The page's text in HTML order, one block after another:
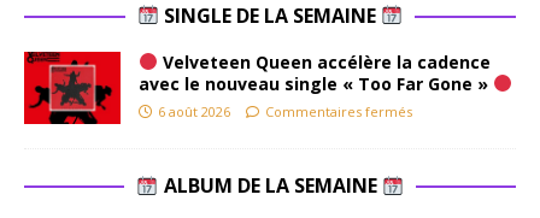
SINGLE DE LA SEMAINE
Velveteen Queen accélère la cadence
avec le nouveau single « Too Far Gone »
6 août 2026 Commentaires fermés
ALBUM DE LA SEMAINE